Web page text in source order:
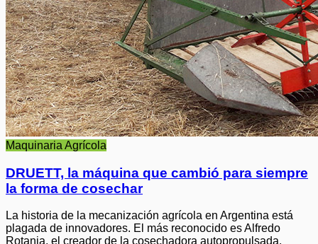
Maquinaria Agrícola
DRUETT, la máquina que cambió para siempre
la forma de cosechar
La historia de la mecanización agrícola en Argentina está
plagada de innovadores. El más reconocido es Alfredo
Rotania, el creador de la cosechadora autopropulsada.